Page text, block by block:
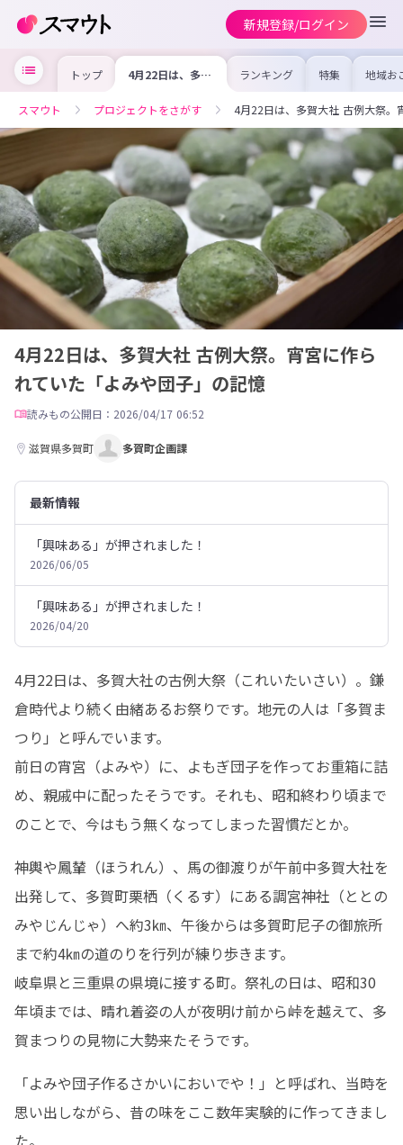
新規登録/ログイン
トップ 4月22日は、多賀
大社 古例大祭。
た「よみや団子」
の記憶
ランキング 特集 地域お
の求
を集め
事内容
を比較
合った
けよう
スマウト プロジェクトをさがす 4月22日は、多賀大社 古例大祭。
4月22日は、多賀大社 古例大祭。宵宮に作ら
れていた「よみや団子」の記憶
読みもの公開日：2026/04/17 06:52
滋賀県多賀町 多賀町企画課
最新情報
「興味ある」が押されました！
2026/06/05
「興味ある」が押されました！
2026/04/20
4月22日は、多賀大社の古例大祭（これいたいさい）。鎌
倉時代より続く由緒あるお祭りです。地元の人は「多賀ま
つり」と呼んでいます。
前日の宵宮（よみや）に、よもぎ団子を作ってお重箱に詰
め、親戚中に配ったそうです。それも、昭和終わり頃まで
のことで、今はもう無くなってしまった習慣だとか。
神輿や鳳輦（ほうれん）、馬の御渡りが午前中多賀大社を
出発して、多賀町栗栖（くるす）にある調宮神社（ととの
みやじんじゃ）へ約3㎞、午後からは多賀町尼子の御旅所
まで約4㎞の道のりを行列が練り歩きます。
岐阜県と三重県の県境に接する町。祭礼の日は、昭和30
年頃までは、晴れ着姿の人が夜明け前から峠を越えて、多
賀まつりの見物に大勢来たそうです。
「よみや団子作るさかいにおいでや！」と呼ばれ、当時を
思い出しながら、昔の味をここ数年実験的に作ってきまし
た。